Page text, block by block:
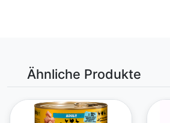
Ähnliche Produkte